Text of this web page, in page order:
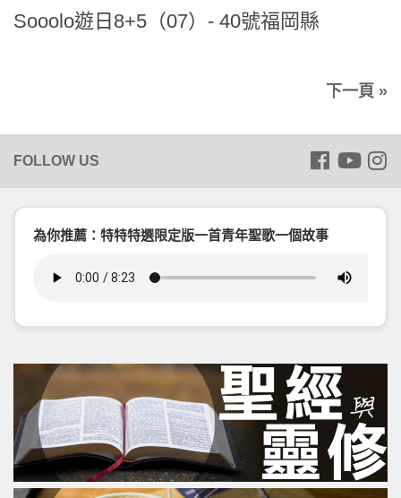
Sooolo遊日8+5（07）- 40號福岡縣
下一頁 »
為你推薦：特特特選限定版一首青年聖歌一個故事